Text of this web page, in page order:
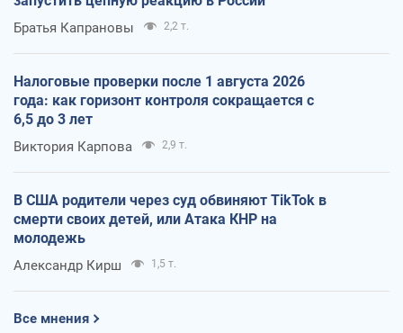
Братья Капрановы 2,2 т.
Налоговые проверки после 1 августа 2026
года: как горизонт контроля сокращается с
6,5 до 3 лет
Виктория Карпова 2,9 т.
В США родители через суд обвиняют TikTok в
смерти своих детей, или Атака КНР на
молодежь
Александр Кирш 1,5 т.
Все мнения